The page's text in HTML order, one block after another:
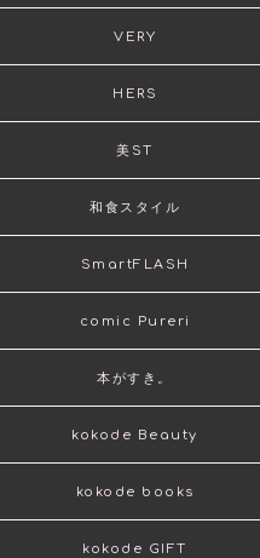
VERY
HERS
美ST
和食スタイル
SmartFLASH
comic Pureri
本がすき。
kokode Beauty
kokode books
kokode GIFT